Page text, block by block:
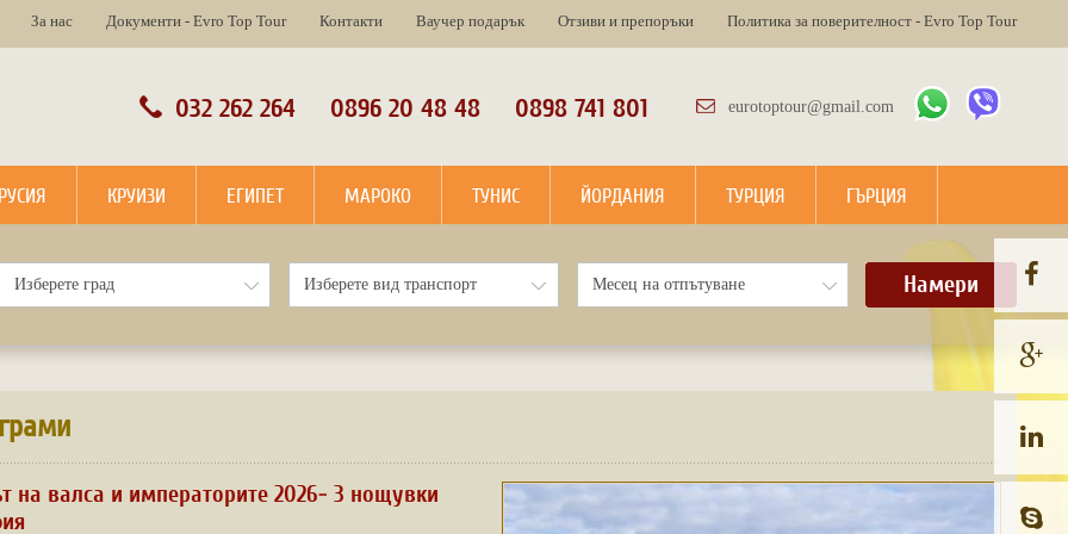
За нас Документи - Evro Top Tour Контакти Ваучер подарък Отзиви и препоръки Политика за поверителност - Evro Top Tour
032 262 264 0896 20 48 48 0898 741 801 eurotoptour@gmail.com
КРУИЗИ ЕГИПЕТ МАРОКО ТУНИС ЙОРДАНИЯ ТУРЦИЯ ГЪРЦИЯ
Намери
на валса и императорите 2026- 3 нощувки